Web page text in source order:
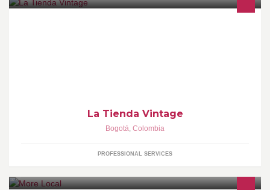
La Tienda Vintage
Bogotá, Colombia
PROFESSIONAL SERVICES